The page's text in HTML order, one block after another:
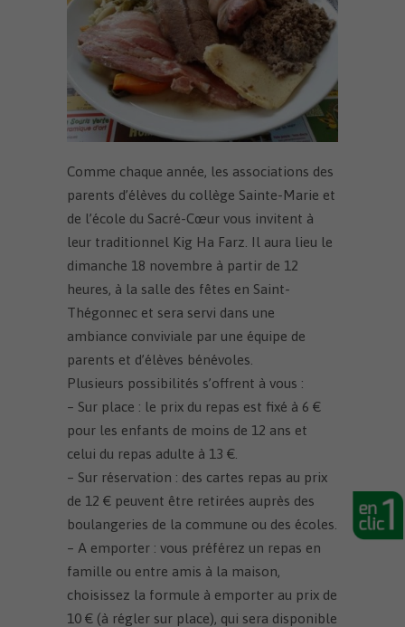
Comme chaque année, les associations des
parents d’élèves du collège Sainte-Marie et
de l’école du Sacré-Cœur vous invitent à
leur traditionnel Kig Ha Farz. Il aura lieu le
dimanche 18 novembre à partir de 12
heures, à la salle des fêtes en Saint-
Thégonnec et sera servi dans une
ambiance conviviale par une équipe de
parents et d’élèves bénévoles.
Plusieurs possibilités s’offrent à vous :
– Sur place : le prix du repas est fixé à 6 €
pour les enfants de moins de 12 ans et
celui du repas adulte à 13 €.
– Sur réservation : des cartes repas au prix
de 12 € peuvent être retirées auprès des
boulangeries de la commune ou des écoles.
– A emporter : vous préférez un repas en
famille ou entre amis à la maison,
choisissez la formule à emporter au prix de
10 € (à régler sur place), qui sera disponible